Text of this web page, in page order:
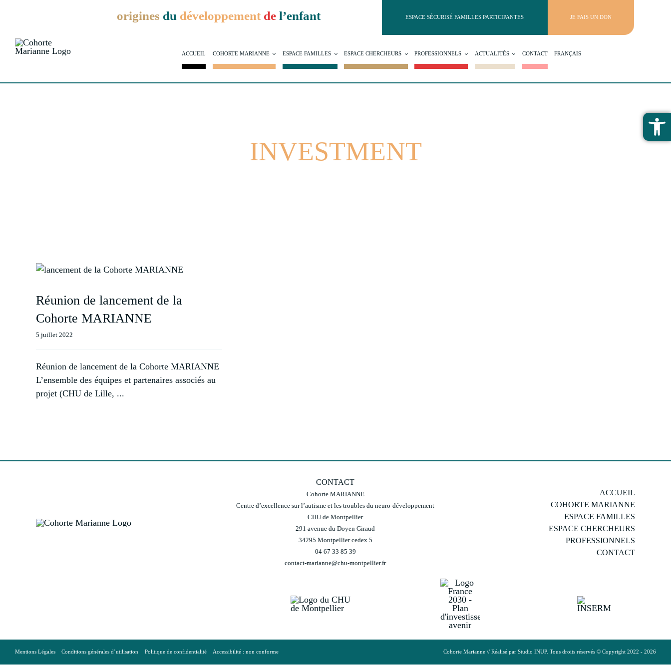
origines du développement de l’enfant ESPACE SÉCURISÉ FAMILLES PARTICIPANTES JE FAIS UN DON
ACCUEIL COHORTE MARIANNE ESPACE FAMILLES ESPACE CHERCHEURS PROFESSIONNELS ACTUALITÉS CONTACT FRANÇAIS
INVESTMENT
Réunion de lancement de la
Cohorte MARIANNE
5 juillet 2022
Réunion de lancement de la Cohorte MARIANNE
L’ensemble des équipes et partenaires associés au
projet (CHU de Lille, ...
CONTACT
Cohorte MARIANNE
Centre d’excellence sur l’autisme et les troubles du neuro-développement
CHU de Montpellier
291 avenue du Doyen Giraud
34295 Montpellier cedex 5
04 67 33 85 39
contact-marianne@chu-montpellier.fr
ACCUEIL
COHORTE MARIANNE
ESPACE FAMILLES
ESPACE CHERCHEURS
PROFESSIONNELS
CONTACT
Mentions Légales Conditions générales d’utilisation Politique de confidentialité Accessibilité : non conforme Cohorte Marianne // Réalisé parStudio INUP. Tous droits réservés © Copyright 2022 - 2026